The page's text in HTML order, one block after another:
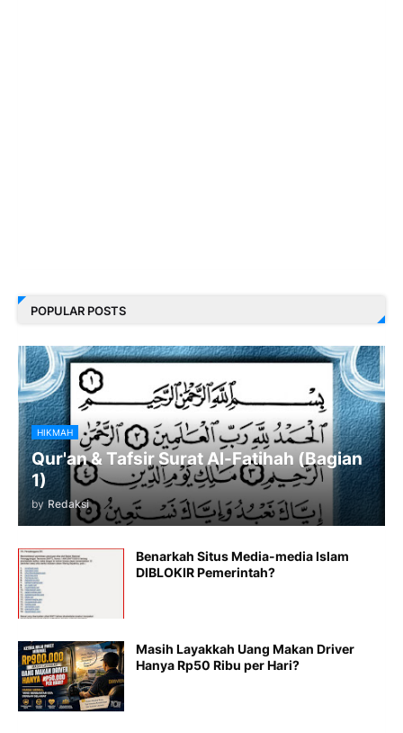
POPULAR POSTS
HIKMAH
Qur'an & Tafsir Surat Al-Fatihah (Bagian
1)
by Redaksi
Benarkah Situs Media-media Islam
DIBLOKIR Pemerintah?
Masih Layakkah Uang Makan Driver
Hanya Rp50 Ribu per Hari?